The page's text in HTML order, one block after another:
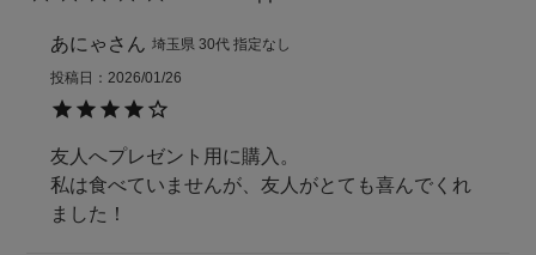
あにゃ 埼玉県 30代 指定なし
投稿日
2026/01/26
友人へプレゼント用に購入。
私は食べていませんが、友人がとても喜んでくれ
ました！